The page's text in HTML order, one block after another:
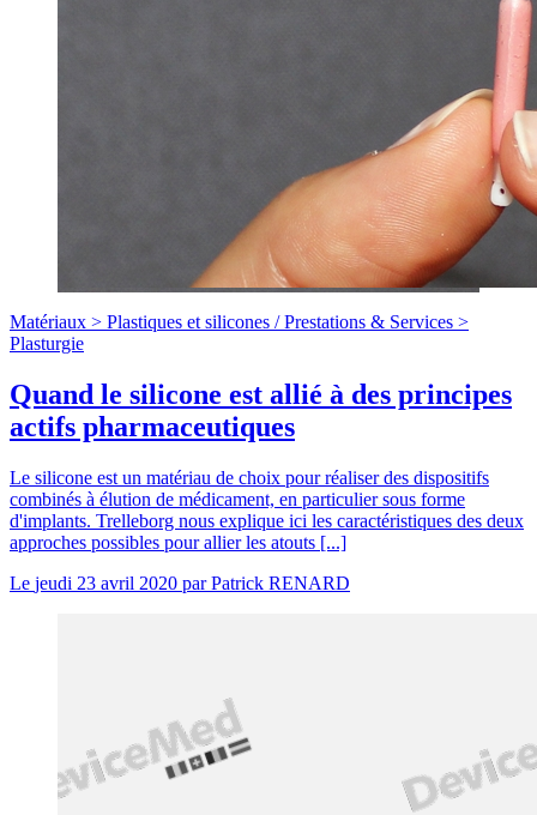
Matériaux > Plastiques et silicones /Prestations & Services >
Plasturgie
Quand le silicone est allié à des principes
actifs pharmaceutiques
Le silicone est un matériau de choix pour réaliser des dispositifs
combinés à élution de médicament, en particulier sous forme
d'implants. Trelleborg nous explique ici les caractéristiques des deux
approches possibles pour allier les atouts [...]
Le jeudi 23 avril 2020 parPatrick RENARD